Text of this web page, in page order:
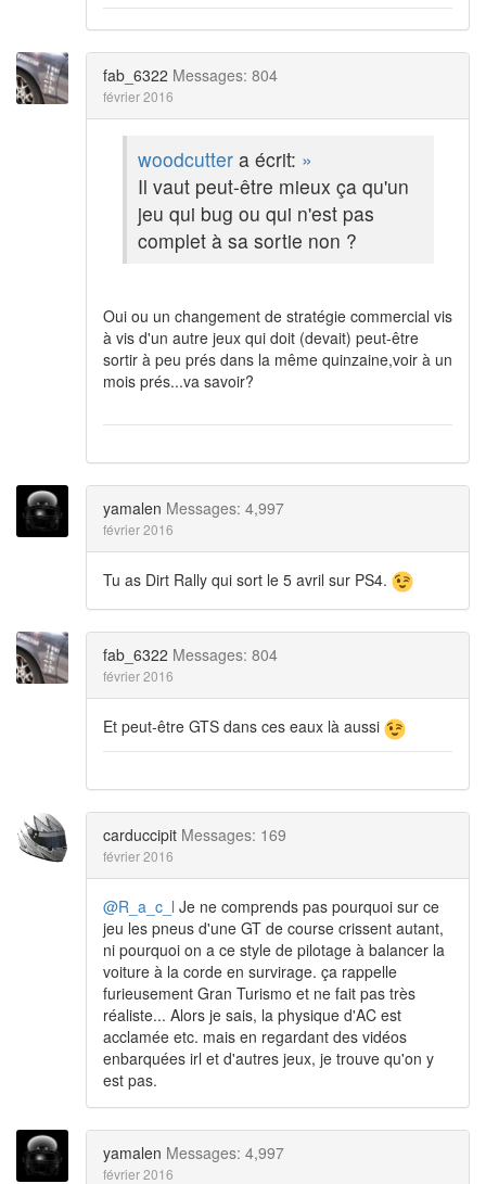
fab_6322 Messages: 804
février 2016
woodcuttera écrit: »
Il vaut peut-être mieux ça qu'un
jeu qui bug ou qui n'est pas
complet à sa sortie non ?
Oui ou un changement de stratégie commercial vis
à vis d'un autre jeux qui doit (devait) peut-être
sortir à peu prés dans la même quinzaine,voir à un
mois prés...va savoir?
yamalen Messages: 4,997
février 2016
Tu as Dirt Rally qui sort le 5 avril sur PS4.
fab_6322 Messages: 804
février 2016
Et peut-être GTS dans ces eaux là aussi
carduccipit Messages: 169
février 2016
@R_a_c_l Je ne comprends pas pourquoi sur ce
jeu les pneus d'une GT de course crissent autant,
ni pourquoi on a ce style de pilotage à balancer la
voiture à la corde en survirage. ça rappelle
furieusement Gran Turismo et ne fait pas très
réaliste... Alors je sais, la physique d'AC est
acclamée etc. mais en regardant des vidéos
enbarquées irl et d'autres jeux, je trouve qu'on y
est pas.
yamalen Messages: 4,997
février 2016